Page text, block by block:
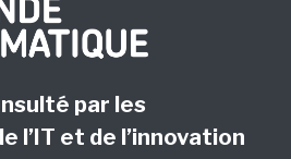
par les
l’IT et de l’innovation